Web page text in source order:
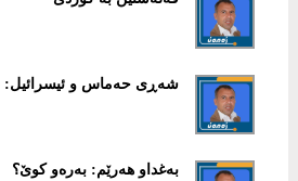
شەڕی حەماس و ئیسرائیل:
بەغداو هەرێم: بەرەو کوێ؟